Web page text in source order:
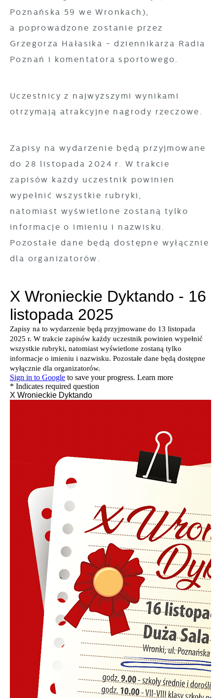
Poznańska 59 we Wronkach),
a poprowadzone zostanie przez
Grzegorza Hałasika - dziennikarza Radia
Poznań i komentatora sportowego.
Uczestnicy z najwyższymi wynikami
otrzymają atrakcyjne nagrody rzeczowe.
Zapisy na wydarzenie będą przyjmowane
do 28 listopada 2024 r. W trakcie
zapisów każdy uczestnik powinien
wypełnić wszystkie rubryki,
natomiast wyświetlone zostaną tylko
informacje o imieniu i nazwisku.
Pozostałe dane będą dostępne wyłącznie
dla organizatorów.
funkcjonalności.
prezentowania Ci naszych komunikatów na
podstawie analizy Twoich upodobań oraz
Twoich zwyczajów dotyczących przeglądanej
witryny internetowej. Treści promocyjne mogą
pojawić się na stronach podmiotów trzecich
charakterze pośredników prezentujących nasze
treści w postaci wiadomości, ofert,